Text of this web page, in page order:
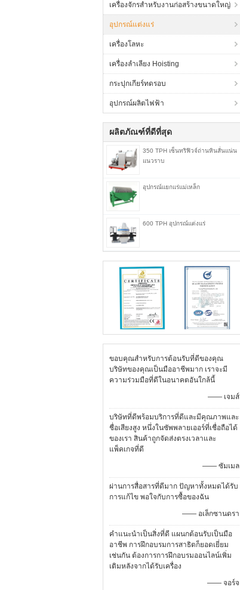
เครื่องจักรสำหรับงานก่อสร้างขนาดใหญ่
อุปกรณ์แต่งแร่
เครื่องโลหะ
เครื่องลำเลียง Hoisting
กระปุกเกียร์ทดรอบ
อุปกรณ์ผลิตไฟฟ้า
ผลิตภัณฑ์ที่ดีที่สุด
350 TPH เซ็นทริฟิวจ์ถ่านหินสั่นแน่น
แนวราบ
อุปกรณ์แยกแร่แม่เหล็ก
600 TPH อุปกรณ์แต่งแร่
ขอบคุณสำหรับการต้อนรับที่ดีของคุณ
บริษัทของคุณเป็นมืออาชีพมาก เราจะมี
ความร่วมมือที่ดีในอนาคตอันใกล้นี้
—— เจมส์
บริษัทที่ดีพร้อมบริการที่ดีและมีคุณภาพและ
ชื่อเสียงสูง หนึ่งในซัพพลายเออร์ที่เชื่อถือได้
ของเรา สินค้าถูกจัดส่งตรงเวลาและ
แพ็คเกจที่ดี
—— ซัมเมล
ผ่านการสื่อสารที่ดีมาก ปัญหาทั้งหมดได้รับ
การแก้ไข พอใจกับการซื้อของฉัน
—— อเล็กซานดรา
คำแนะนำเป็นสิ่งที่ดี แผนกต้อนรับเป็นมือ
อาชีพ การฝึกอบรมการสาธิตก็ยอดเยี่ยม
เช่นกัน ต้องการการฝึกอบรมออนไลน์เพิ่ม
เติมหลังจากได้รับเครื่อง
—— จอร์จ